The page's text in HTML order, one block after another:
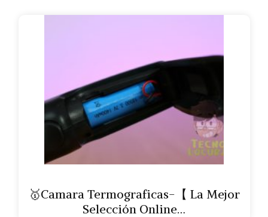
🥇Camara Termograficas-【 La Mejor
Selección Online…